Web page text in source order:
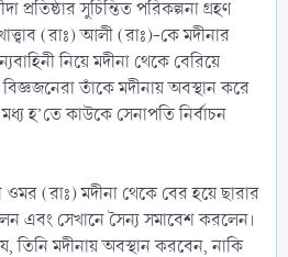
প্রতিষ্ঠার সুচিন্তিত পরিকল্পনা গ্রহণ
(রাঃ) আলী (রাঃ)-কে মদীনার
নিয়ে মদীনা থেকে বেরিয়ে
তাঁকে মদীনায় অবস্থান করে
(রাঃ) মদীনা থেকে বের হয়ে ছারার
এবং সেখানে সৈন্য সমাবেশ করলেন।
মদীনায় অবস্থান করবেন, নাকি